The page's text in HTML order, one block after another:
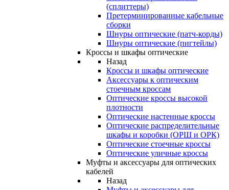
(сплиттеры)
Претерминированные кабельные
сборки
Шнуры оптические (патч-корды)
Шнуры оптические (пигтейлы)
Кроссы и шкафы оптические
Назад
Кроссы и шкафы оптические
Аксессуары к оптическим
стоечным кроссам
Оптические кроссы высокой
плотности
Оптические настенные кроссы
Оптические распределительные
шкафы и коробки (ОРШ и ОРК)
Оптические стоечные кроссы
Оптические уличные кроссы
Муфты и аксессуары для оптических
кабелей
Назад